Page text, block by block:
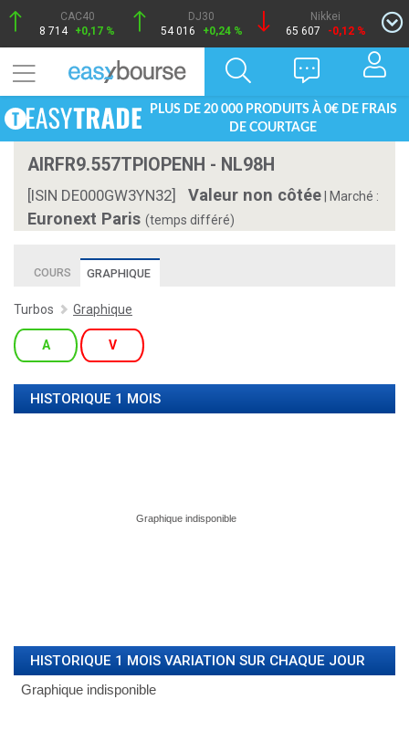
CAC40
8 714 +0,17 %
DJ30
54 016
+0,24 %
Nikkei
65 607
-0,12 %
PLUS DE 20 000 PRODUITS À 0€ DE FRAIS
DE COURTAGE
AIRFR9.557TPIOPENH - NL98H
[ISIN DE000GW3YN32] Valeur non côtée Marché :
Euronext Paris (temps différé)
COURS GRAPHIQUE
Turbos Graphique
A V
HISTORIQUE 1 MOIS
HISTORIQUE 1 MOIS VARIATION SUR CHAQUE JOUR